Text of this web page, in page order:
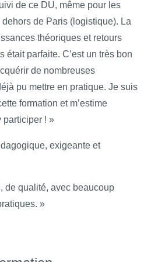
de ce DU, même pour les
de Paris (logistique). La
théoriques et retours
était parfaite. C’est un très bon
de nombreuses
pu mettre en pratique. Je suis
formation et m’estime
participer ! »
exigeante et
de qualité, avec beaucoup
»